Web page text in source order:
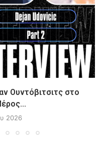
Ουντόβιτσιτς στο
2026